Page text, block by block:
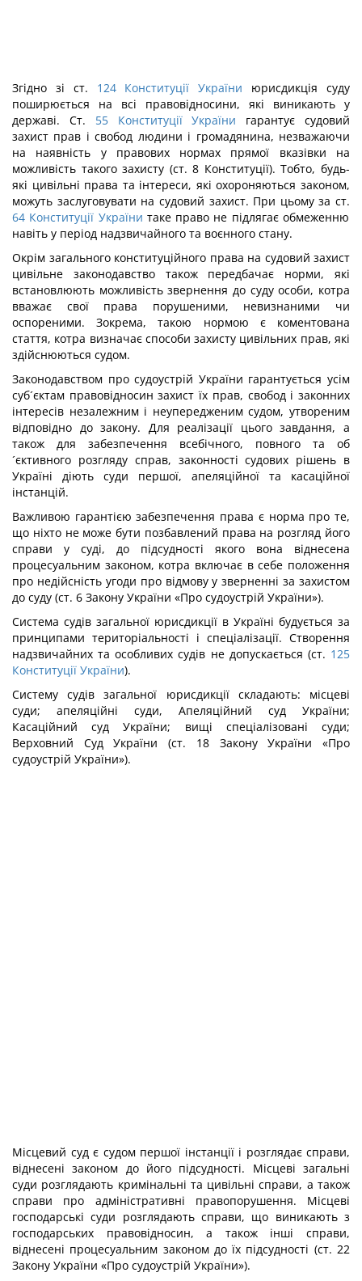
Згідно зі ст. 124 Конституції України юрисдикція суду
поширюється на всі правовідносини, які виникають у
державі. Ст. 55 Конституції України гарантує судовий
захист прав і свобод людини і громадянина, незважаючи
на наявність у правових нормах прямої вказівки на
можливість такого захисту (ст. 8 Конституції). Тобто, будь-
які цивільні права та інтереси, які охороняються законом,
можуть заслуговувати на судовий захист. При цьому за ст.
64 Конституції України таке право не підлягає обмеженню
навіть у період надзвичайного та воєнного стану.
Окрім загального конституційного права на судовий захист
цивільне законодавство також передбачає норми, які
встановлюють можливість звернення до суду особи, котра
вважає свої права порушеними, невизнаними чи
оспореними. Зокрема, такою нормою є коментована
стаття, котра визначає способи захисту цивільних прав, які
здійснюються судом.
Законодавством про судоустрій України гарантується усім
суб´єктам правовідносин захист їх прав, свобод і законних
інтересів незалежним і неупередженим судом, утвореним
відповідно до закону. Для реалізації цього завдання, а
також для забезпечення всебічного, повного та об
´єктивного розгляду справ, законності судових рішень в
Україні діють суди першої, апеляційної та касаційної
інстанцій.
Важливою гарантією забезпечення права є норма про те,
що ніхто не може бути позбавлений права на розгляд його
справи у суді, до підсудності якого вона віднесена
процесуальним законом, котра включає в себе положення
про недійсність угоди про відмову у зверненні за захистом
до суду (ст. 6 Закону України «Про судоустрій України»).
Система судів загальної юрисдикції в Україні будується за
принципами територіальності і спеціалізації. Створення
надзвичайних та особливих судів не допускається (ст. 125
Конституції України).
Систему судів загальної юрисдикції складають: місцеві
суди; апеляційні суди, Апеляційний суд України;
Касаційний суд України; вищі спеціалізовані суди;
Верховний Суд України (ст. 18 Закону України «Про
судоустрій України»).
Місцевий суд є судом першої інстанції і розглядає справи,
віднесені законом до його підсудності. Місцеві загальні
суди розглядають кримінальні та цивільні справи, а також
справи про адміністративні правопорушення. Місцеві
господарські суди розглядають справи, що виникають з
господарських правовідносин, а також інші справи,
віднесені процесуальним законом до їх підсудності (ст. 22
Закону України «Про судоустрій України»).